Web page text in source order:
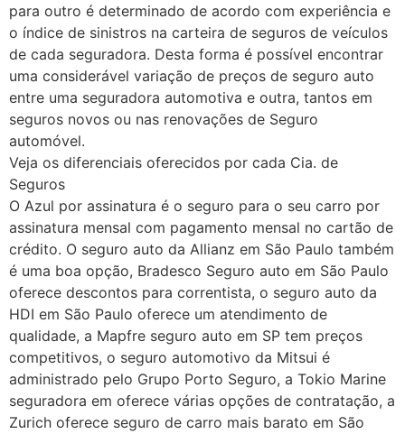
para outro é determinado de acordo com experiência e
o índice de sinistros na carteira de seguros de veículos
de cada seguradora. Desta forma é possível encontrar
uma considerável variação de preços de seguro auto
entre uma seguradora automotiva e outra, tantos em
seguros novos ou nas renovações de Seguro
automóvel.
Veja os diferenciais oferecidos por cada Cia. de
Seguros
O Azul por assinatura é o seguro para o seu carro por
assinatura mensal com pagamento mensal no cartão de
crédito. O seguro auto da Allianz em São Paulo também
é uma boa opção, Bradesco Seguro auto em São Paulo
oferece descontos para correntista, o seguro auto da
HDI em São Paulo oferece um atendimento de
qualidade, a Mapfre seguro auto em SP tem preços
competitivos, o seguro automotivo da Mitsui é
administrado pelo Grupo Porto Seguro, a Tokio Marine
seguradora em oferece várias opções de contratação, a
Zurich oferece seguro de carro mais barato em São